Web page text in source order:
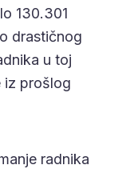
130.301
drastičnog
u toj
iz prošlog
radnika